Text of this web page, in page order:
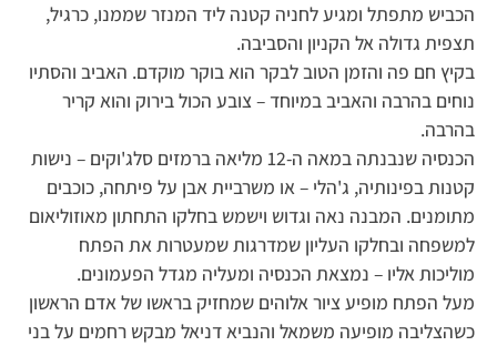
הכביש מתפתל ומגיע לחניה קטנה ליד המנזר שממנו, כרגיל,
תצפית גדולה אל הקניון והסביבה.
בקיץ חם פה והזמן הטוב לבקר הוא בוקר מוקדם. האביב והסתיו
נוחים בהרבה והאביב במיוחד – צובע הכול בירוק והוא קריר
בהרבה.
הכנסיה שנבנתה במאה ה-12 מליאה ברמזים סלג'וקים – נישות
קטנות בפינותיה, ג'הלי – או משרביית אבן על פיתחה, כוכבים
מתומנים. המבנה נאה וגדוש וישמש בחלקו התחתון מאוזוליאום
למשפחה ובחלקו העליון שמדרגות שמעטרות את הפתח
מוליכות אליו – נמצאת הכנסיה ומעליה מגדל הפעמונים.
מעל הפתח מופיע ציור אלוהים שמחזיק בראשו של אדם הראשון
כשהצליבה מופיעה משמאל והנביא דניאל מבקש רחמים על בני